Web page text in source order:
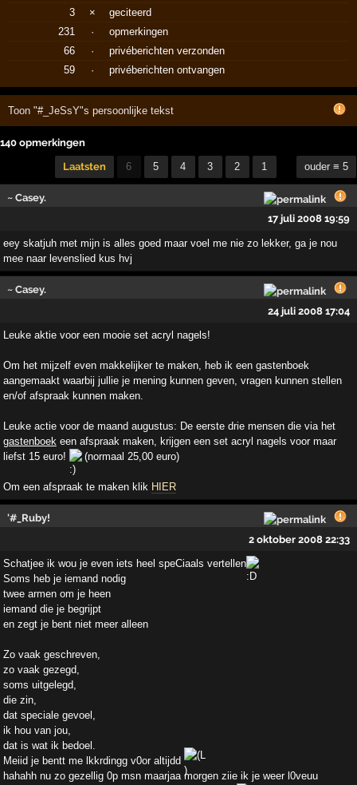
3
×
geciteerd
231
·
opmerkingen
66
·
privéberichten verzonden
59
· privéberichten ontvangen
Toon "#_JeSsY"s persoonlijke tekst
140 opmerkingen
Laatsten 6 5 4 3 2 1 ouder ≡ 5
~ Casey.
17 juli 2008 19:59
eey skatjuh met mijn is alles goed maar voel me nie zo lekker, ga je nou
mee naar levenslied kus hvj
~ Casey.
24 juli 2008 17:04
Leuke aktie voor een mooie set acryl nagels!
Om het mijzelf even makkelijker te maken, heb ik een gastenboek
aangemaakt waarbij jullie je mening kunnen geven, vragen kunnen stellen
en/of afspraak kunnen maken.
Leuke actie voor de maand augustus: De eerste drie mensen die via het
gastenboek een afspraak maken, krijgen een set acryl nagels voor maar
liefst 15 euro!
(normaal 25,00 euro)
Om een afspraak te maken klik HIER
'#_Ruby!
2 oktober 2008 22:33
Schatjee ik wou je even iets heel speCiaals vertellen
Soms heb je iemand nodig
twee armen om je heen
iemand die je begrijpt
en zegt je bent niet meer alleen
Zo vaak geschreven,
zo vaak gezegd,
soms uitgelegd,
die zin,
dat speciale gevoel,
ik hou van jou,
dat is wat ik bedoel.
Meiid je bentt me lkkrdingg v0or altijdd
hahahh nu zo gezellig 0p msn maarjaa morgen ziie ik je weer l0veuu